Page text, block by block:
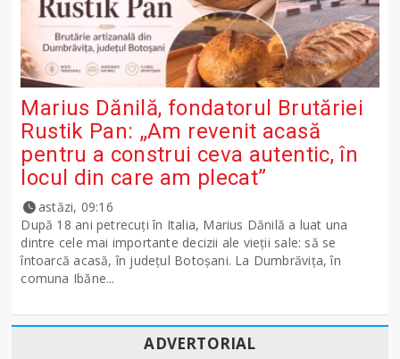
Marius Dănilă, fondatorul Brutăriei
Rustik Pan: „Am revenit acasă
pentru a construi ceva autentic, în
locul din care am plecat”
astăzi, 09:16
După 18 ani petrecuți în Italia, Marius Dănilă a luat una
dintre cele mai importante decizii ale vieții sale: să se
întoarcă acasă, în județul Botoșani. La Dumbrăvița, în
comuna Ibăne...
ADVERTORIAL